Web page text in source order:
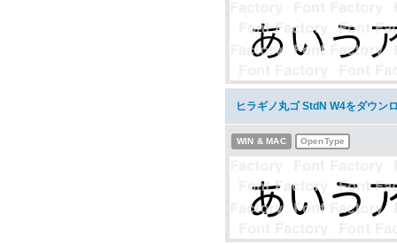
ヒラギノ丸ゴ StdN W4をダウン
WIN & MAC OpenType